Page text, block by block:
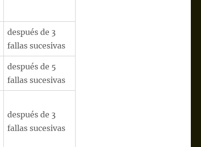
después de 3
fallas sucesivas
después de 5
fallas sucesivas
después de 3
fallas sucesivas